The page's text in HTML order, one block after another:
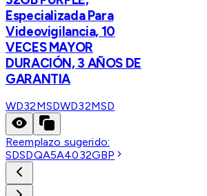
Especializada Para
Videovigilancia, 10
VECES MAYOR
DURACIÓN, 3 AÑOS DE
GARANTIA
WD32MSDWD32MSD
Reemplazo sugerido:
SDSDQA5A4032GBP